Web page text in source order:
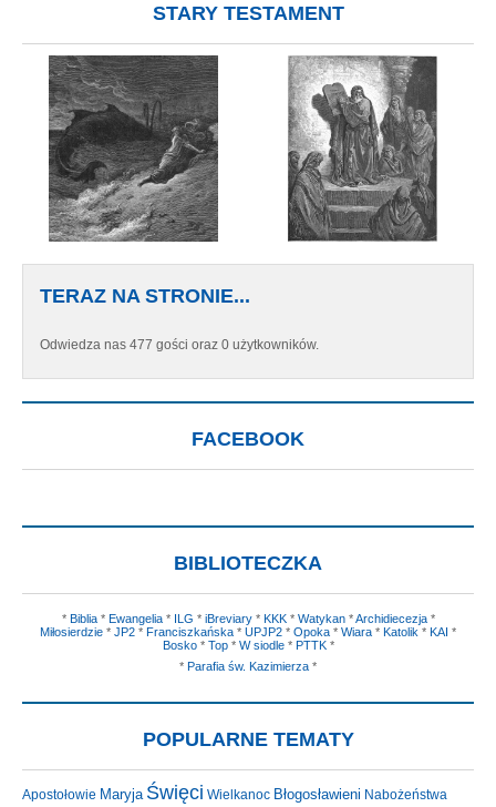
STARY TESTAMENT
TERAZ NA STRONIE...
Odwiedza nas 477 gości oraz 0 użytkowników.
FACEBOOK
BIBLIOTECZKA
* Biblia* Ewangelia* ILG * iBreviary* KKK* Watykan*Archidiecezja*
Miłosierdzie * JP2 * Franciszkańska * UPJP2 * Opoka * Wiara * Katolik * KAI *
Bosko* Top* W siodle* PTTK*
* Parafia św. Kazimierza *
POPULARNE TEMATY
Apostołowie Maryja Święci Wielkanoc Błogosławieni Nabożeństwa